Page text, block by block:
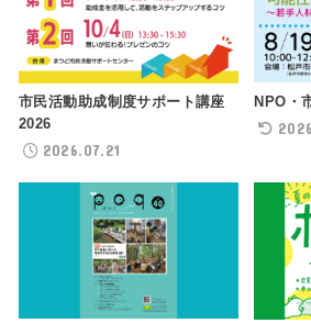
市民活動助成制度サポート講座
2026
2026.07.21
NPO・